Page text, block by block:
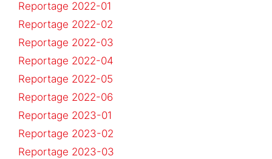
Reportage 2022-01
Reportage 2022-02
Reportage 2022-03
Reportage 2022-04
Reportage 2022-05
Reportage 2022-06
Reportage 2023-01
Reportage 2023-02
Reportage 2023-03